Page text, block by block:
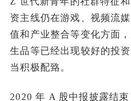
资主线仍在游戏、视频流
值和产业整合等变化方面
生品等已经出现较好的投
当积极配臵。
2020 年 A 股中报披露结